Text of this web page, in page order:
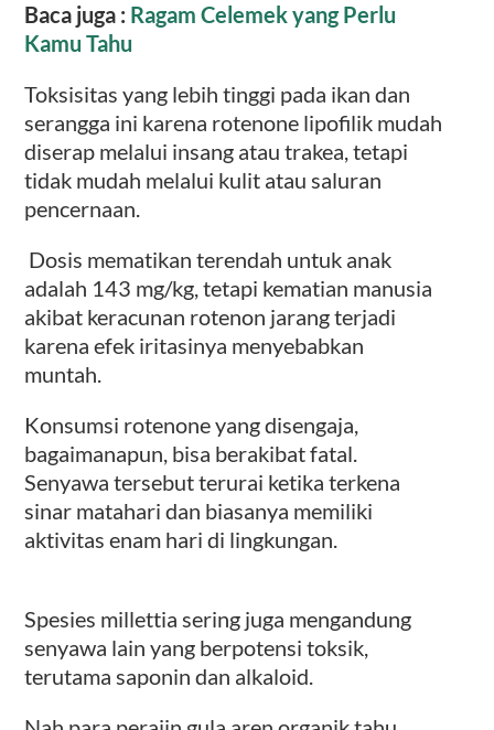
Baca juga : Ragam Celemek yang Perlu
Kamu Tahu
Toksisitas yang lebih tinggi pada ikan dan
serangga ini karena rotenone lipofilik mudah
diserap melalui insang atau trakea, tetapi
tidak mudah melalui kulit atau saluran
pencernaan.
Dosis mematikan terendah untuk anak
adalah 143 mg/kg, tetapi kematian manusia
akibat keracunan rotenon jarang terjadi
karena efek iritasinya menyebabkan
muntah.
Konsumsi rotenone yang disengaja,
bagaimanapun, bisa berakibat fatal.
Senyawa tersebut terurai ketika terkena
sinar matahari dan biasanya memiliki
aktivitas enam hari di lingkungan.
Spesies millettia sering juga mengandung
senyawa lain yang berpotensi toksik,
terutama saponin dan alkaloid.